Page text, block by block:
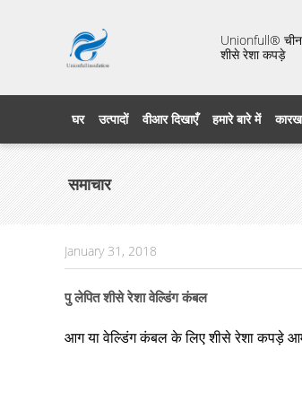
Unionfull® चीन
शीसे रेशा कपड़े
घर उत्पादों वीआर दिखाएँ हमारे बारे में
समाचार
January 31, 2018
पु लेपित शीसे रेशा वेल्डिंग कंबल
आग या वेल्डिंग कंबल के लिए शीसे रेशा कपड़े